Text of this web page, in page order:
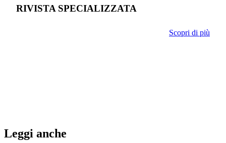
RIVISTA SPECIALIZZATA
Scopri di più
Leggi anche